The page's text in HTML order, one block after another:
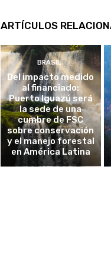
ARTÍCULOS
BRASIL
Del impacto medido
al financiado:
Puerto Iguazú será
la sede de una
cumbre de FSC
sobre conservación
y el manejo forestal
en América Latina